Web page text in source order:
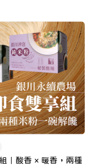
｜酸香 × 暖香，兩種